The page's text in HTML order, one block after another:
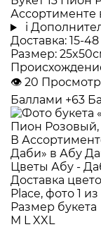
Ассортименте
i
Доставка: 15-
Размер:
👁 20
Баллами +63
Размер букета
M LXXL